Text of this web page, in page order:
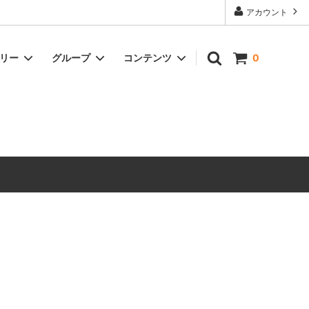
アカウント
0
ー グループ コンテンツ